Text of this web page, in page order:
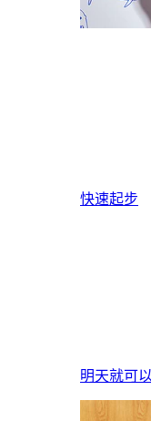
快速起步
明天就可